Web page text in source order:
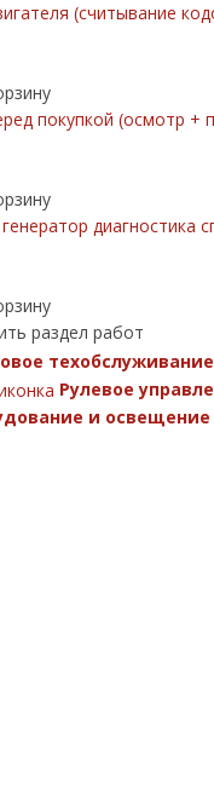
(считывание
покупкой (осмотр +
диагностика
раздел работ
техобслуживание
Рулевое
и освещение